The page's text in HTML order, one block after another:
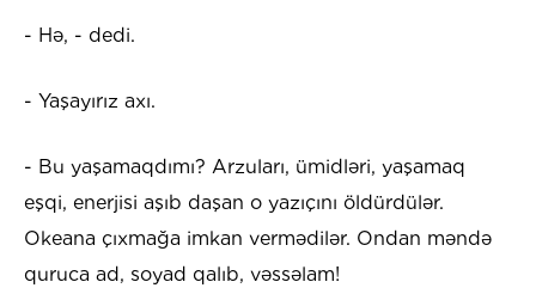
- Hə, - dedi.
- Yaşayırız axı.
- Bu yaşamaqdımı? Arzuları, ümidləri, yaşamaq
eşqi, enerjisi aşıb daşan o yazıçını öldürdülər.
Okeana çıxmağa imkan vermədilər. Ondan məndə
quruca ad, soyad qalıb, vəssəlam!